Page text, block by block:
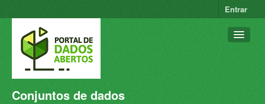
Entrar
Conjuntos de dados
Conjuntos de dados